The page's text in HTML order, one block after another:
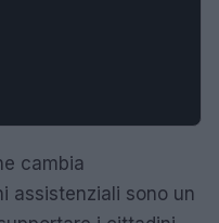
cambia
assistenziali sono un